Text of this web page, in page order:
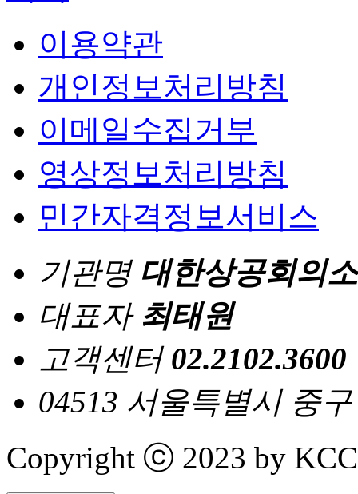
이용약관
개인정보처리방침
이메일수집거부
영상정보처리방침
민간자격정보서비스
기관명 대한상공회의소
대표자 최태원
고객센터 02.2102.3600
04513 서울특별시 중
Copyright ⓒ 2023 by